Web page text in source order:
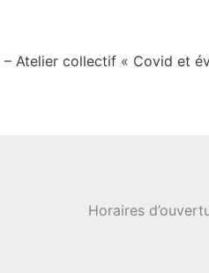
Horaires